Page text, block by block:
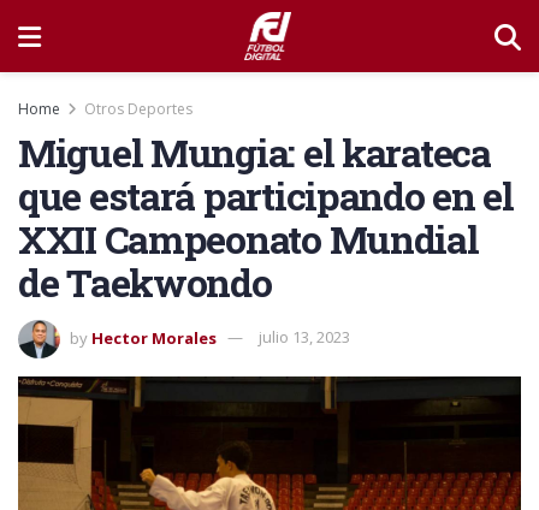
Home Otros Deportes
Miguel Mungia: el karateca
que estará participando en el
XXII Campeonato Mundial
de Taekwondo
by Hector Morales julio 13, 2023